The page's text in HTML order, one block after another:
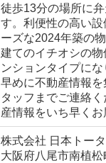
徒歩13分の場所に
す。利便性の高い
ーズな2024年築の
建てのイチオシの
ンションタイプに
早めに不動産情報
タッフまでご連絡
産情報をいち早くお
株式会社 日本トー
大阪府八尾市南植